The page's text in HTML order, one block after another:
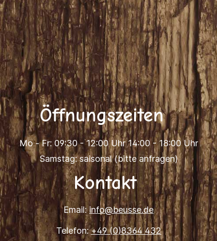
Öffnungszeiten
Mo - Fr: 09:30 - 12:00 Uhr 14:00 - 18:00 Uhr
Samstag: saisonal (bitte anfragen)
Kontakt
Email:info@beusse.de
Telefon:+49 (0)8364 432